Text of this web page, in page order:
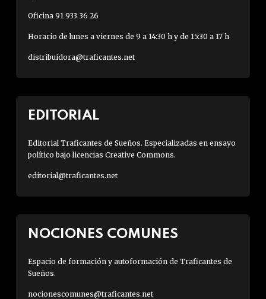
Oficina 91 933 36 26
Horario de lunes a viernes de 9 a 14:30 h y de 15:30 a 17 h
distribuidora@traficantes.net
EDITORIAL
Editorial Traficantes de Sueños. Especializadas en ensayo
político bajo licencias Creative Commons.
editorial@traficantes.net
NOCIONES COMUNES
Espacio de formación y autoformación de Traficantes de
Sueños.
nocionescomunes@traficantes.net